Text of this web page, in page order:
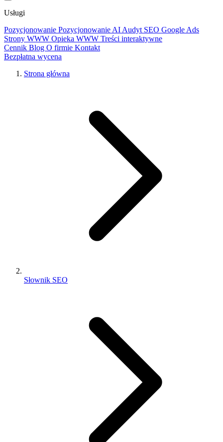
Usługi
Pozycjonowanie Pozycjonowanie AI Audyt SEO Google Ads
Strony WWW Opieka WWW Treści interaktywne
Cennik Blog O firmie Kontakt
Bezpłatna wycena
Strona główna
Słownik SEO